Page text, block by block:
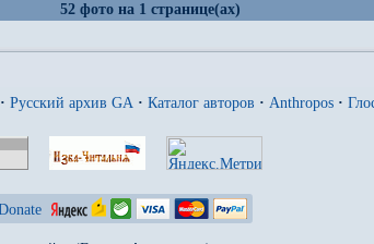
52 фото на 1 странице(ах)
· Русский архив GA · Каталог авторов · Anthropos ·